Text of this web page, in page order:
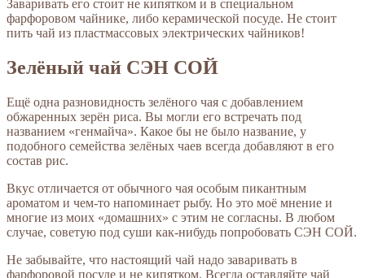
Заваривать его стоит не кипятком и в специальном
фарфоровом чайнике, либо керамической посуде. Не стоит
пить чай из пластмассовых электрических чайников!
Зелёный чай СЭН СОЙ
Ещё одна разновидность зелёного чая с добавлением
обжаренных зерён риса. Вы могли его встречать под
названием «генмайча». Какое бы не было название, у
подобного семейства зелёных чаев всегда добавляют в его
состав рис.
Вкус отличается от обычного чая особым пикантным
ароматом и чем-то напоминает рыбу. Но это моё мнение и
многие из моих «домашних» с этим не согласны. В любом
случае, советую под суши как-нибудь попробовать СЭН СОЙ.
Не забывайте, что настоящий чай надо заваривать в
фарфоровой посуде и не кипятком. Всегда оставляйте чай